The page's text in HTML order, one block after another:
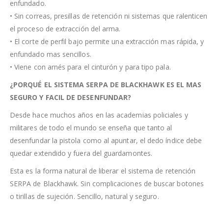
enfundado.
• Sin correas, presillas de retención ni sistemas que ralenticen
el proceso de extracción del arma.
• El corte de perfil bajo permite una extracción mas rápida, y
enfundado mas sencillos.
• Viene con arnés para el cinturón y para tipo pala.
¿PORQUÉ EL SISTEMA SERPA DE BLACKHAWK ES EL MAS
SEGURO Y FACIL DE DESENFUNDAR?
Desde hace muchos años en las academias policiales y
militares de todo el mundo se enseña que tanto al
desenfundar la pistola como al apuntar, el dedo índice debe
quedar extendido y fuera del guardamontes.
Esta es la forma natural de liberar el sistema de retención
SERPA de Blackhawk. Sin complicaciones de buscar botones
o tirillas de sujeción. Sencillo, natural y seguro.